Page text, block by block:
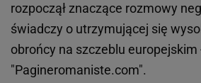
rozpoczął znaczące rozmowy
świadczy o utrzymującej się
obrońcy na szczeblu europejskim
"Pagineromaniste.com".